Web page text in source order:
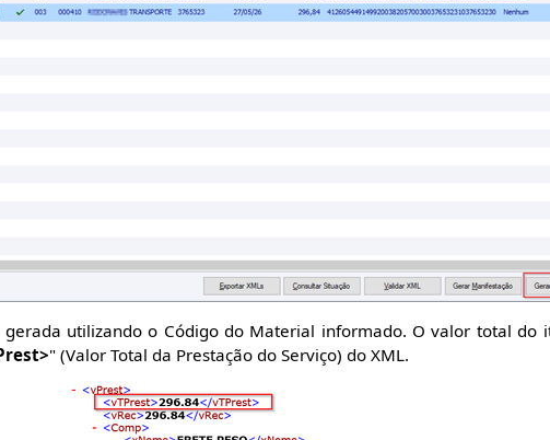
gerada utilizando o Código do Material informado. O valor total do
" (Valor Total da Prestação do Serviço) do XML.